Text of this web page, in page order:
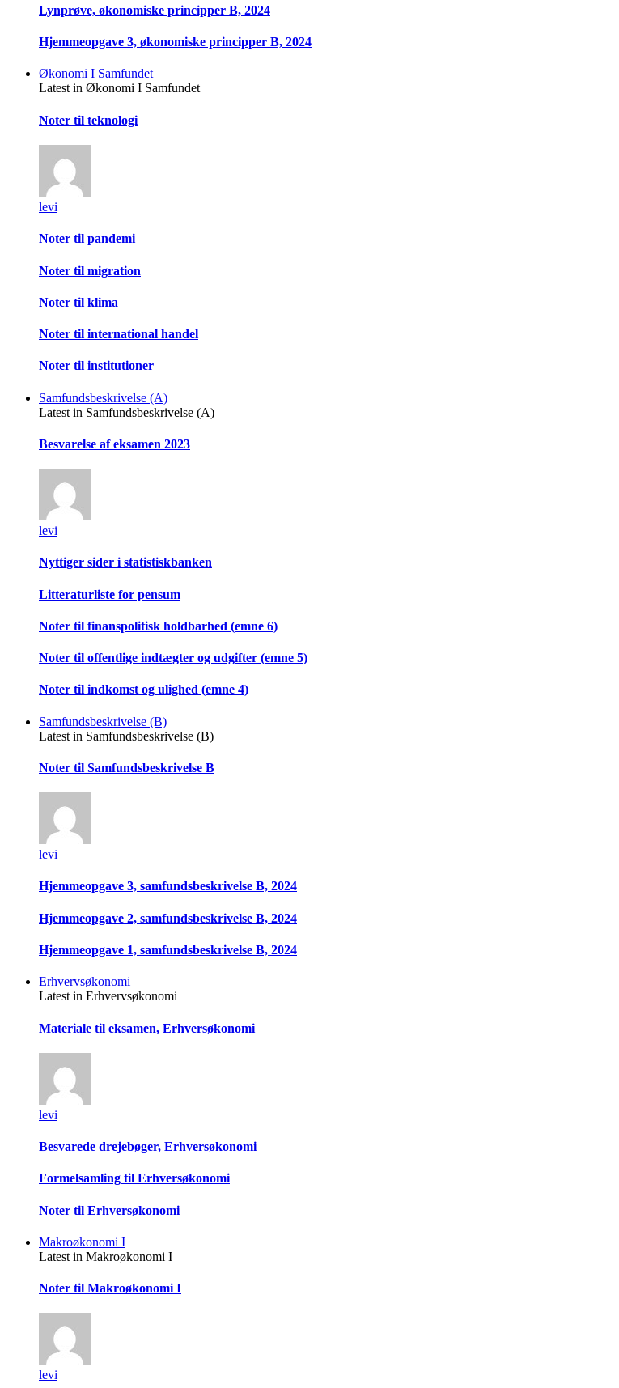
Lynprøve, økonomiske principper B, 2024
Hjemmeopgave 3, økonomiske principper B, 2024
Økonomi I Samfundet
Latest in Økonomi I Samfundet
Noter til teknologi
levi
Noter til pandemi
Noter til migration
Noter til klima
Noter til international handel
Noter til institutioner
Samfundsbeskrivelse (A)
Latest in Samfundsbeskrivelse (A)
Besvarelse af eksamen 2023
levi
Nyttiger sider i statistiskbanken
Litteraturliste for pensum
Noter til finanspolitisk holdbarhed (emne 6)
Noter til offentlige indtægter og udgifter (emne 5)
Noter til indkomst og ulighed (emne 4)
Samfundsbeskrivelse (B)
Latest in Samfundsbeskrivelse (B)
Noter til Samfundsbeskrivelse B
levi
Hjemmeopgave 3, samfundsbeskrivelse B, 2024
Hjemmeopgave 2, samfundsbeskrivelse B, 2024
Hjemmeopgave 1, samfundsbeskrivelse B, 2024
Erhvervsøkonomi
Latest in Erhvervsøkonomi
Materiale til eksamen, Erhversøkonomi
levi
Besvarede drejebøger, Erhversøkonomi
Formelsamling til Erhversøkonomi
Noter til Erhversøkonomi
Makroøkonomi I
Latest in Makroøkonomi I
Noter til Makroøkonomi I
levi